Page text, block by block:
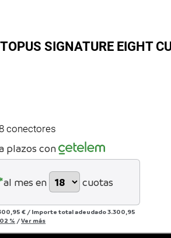
SIGNATURE EIGHT
conectores
plazos con
al mes en cuotas
€ / Importe total adeudado3.300,95
% /Ver más